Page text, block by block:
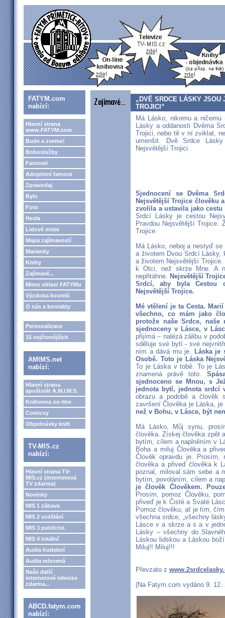
FATYM.com
nabízí:
Hlavní strana
www.FATYM.com
Bude a zveme!
Bohoslužby
Farnosti
Adoptivní farnost
Zpravodaj
Bylo
Foto
Hesla
Lidové misie
Mapa zajímavostí
Marianky
Knihy
Zajímavé...
Mimo oblast FATYMu
Výzdoba kostelů
O nás a kontakty
Personalizace
15 nejčtenějších
AMIMS.net
nabízí:
Hlavní strana
apoštolát A.M.I.M.S.
Knihovna on-line
Comicsy
Objednávky knih
TV-MIS.cz
nabízí:
Hlavní strana TV-
MIS.cz (internetová
TV zdarma)
Novinky
MIS 1 zábava
MIS 2 vzdělání
MIS 3 publicist.
MIS 4 lokální
Audia hudební
Audia mluvená
Naše další
internetové televize
zdarma...
ABCD.fatym.com
nabízí:
„DVĚ SRDCE LÁSKY JSOU
TROJICI“
Má Lásko, nikomu a
Lásky a oddanosti Dvěma
Trojici, nebo tě v ní zviklat,
umenšit. Dvě Srdce
Nejsvětější Trojici.
Sjednocení se Dvěma
Nejsvětější Trojice člověku
zvolila a ustavila jako
Srdcí Lásky je cestou
Pravdou Nejsvětější Trojice.
Trojice.
Má Lásko, neboj a nestyď
a životem Dvou Srdcí Lásky,
a životem Nejsvětější
k Otci, než skrze Mne. A
nepřitáhne. Nejsvětější
Srdcí, aby byla Cestou
Nejsvětější Trojice.
Mé vtělení je ta Cesta.
všechno, co mám jako
protože naše Srdce,
sjednoceny v Lásce, v
přijímá – nalézá zálibu v
sděluje své bytí - své
ním a dává mu je. Láska je
Osobě. Toto je Láska
To je Láska v tobě. To je
znamená právě toto.
sjednoceno se Mnou, s
jednota bytí, jednota srdcí
obrazu a podobě a člověk
završení Člověka je Láska,
než v Bohu, v Lásce, být
Má Lásko, Můj synu,
člověka. Získej člověka zpět
bytím, cílem a naplněním v
Boha a miluj Člověka a
Člověk opravdu je.
člověka a přiveď člověka k
poznal, miloval sám sebe a
bytím, povoláním, cílem a
je člověk Člověkem.
Prosím, pomoz Člověku,
přiveď je k Čisté a Svaté
Pomoz člověku, ať je tím,
všechna srdce, „všechny
Lásce v a skrze a s a v
Lásky – všechny do
Láskou lidskou a Láskou
Miluj!! Miluj!!!
Převzato z
(Na Fatym.com vydáno 9.